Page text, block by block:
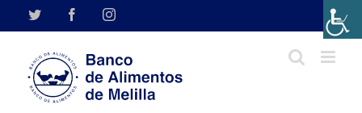
Twitter FacebookInstagram